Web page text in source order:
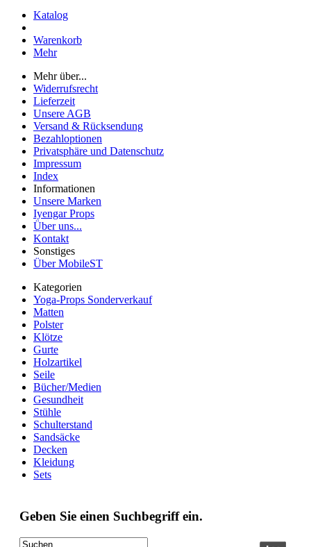
Katalog
Warenkorb
Mehr
Mehr über...
Widerrufsrecht
Lieferzeit
Unsere AGB
Versand & Rücksendung
Bezahloptionen
Privatsphäre und Datenschutz
Impressum
Index
Informationen
Unsere Marken
Iyengar Props
Über uns...
Kontakt
Sonstiges
Über MobileST
Kategorien
Yoga-Props Sonderverkauf
Matten
Polster
Klötze
Gurte
Holzartikel
Seile
Bücher/Medien
Gesundheit
Stühle
Schulterstand
Sandsäcke
Decken
Kleidung
Sets
Geben Sie einen Suchbegriff ein.